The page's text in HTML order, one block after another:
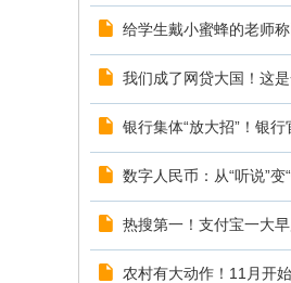
给学生戴小蜜蜂的老师
我们成了网贷大国！这
银行集体“放大招”！银
数字人民币：从“听说”变
热搜第一！支付宝一大
农村有大动作！11月开